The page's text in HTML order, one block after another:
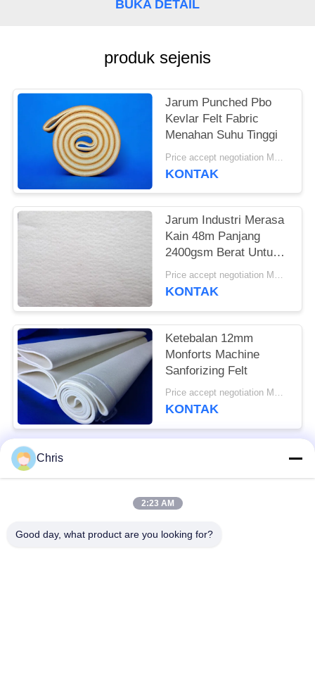
BUKA DETAIL
produk sejenis
Jarum Punched Pbo
Kevlar Felt Fabric
Menahan Suhu Tinggi
Price accept negotiation MOQ:1 Meter Persegi
KONTAK
Jarum Industri Merasa
Kain 48m Panjang
2400gsm Berat Untuk
Industri Semen
Price accept negotiation MOQ:satu PC
KONTAK
Ketebalan 12mm
Monforts Machine
Sanforizing Felt
Price accept negotiation MOQ:1 potong
KONTAK
Bad Request
Chris
2:23 AM
Good day, what product are you looking for?